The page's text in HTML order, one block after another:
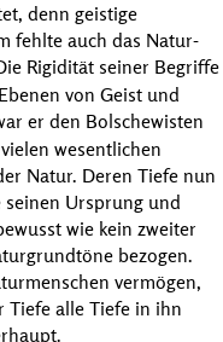
denn geistige
fehlte auch das Natur-
Rigidität seiner Begriffe
von Geist und
er den Bolschewisten
wesentlichen
Natur. Deren Tiefe nun
seinen Ursprung und
wie kein zweiter
bezogen.
vermögen,
Tiefe alle Tiefe in ihn